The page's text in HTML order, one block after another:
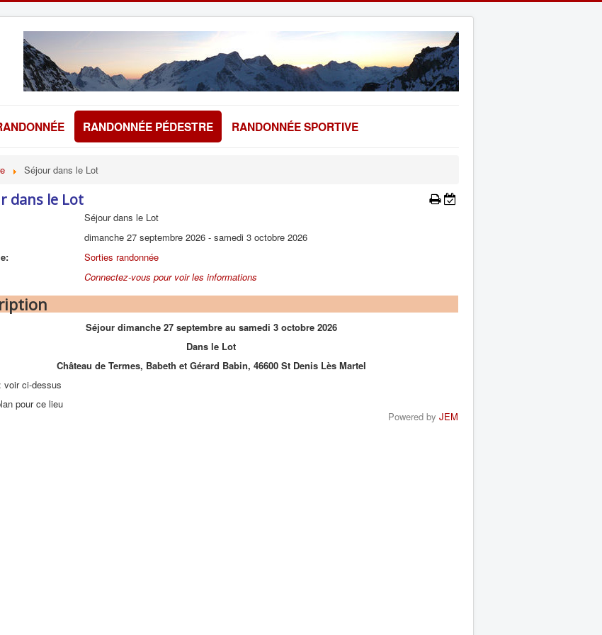
RANDONNÉE PÉDESTRE RANDONNÉE SPORTIVE
Séjour dans le Lot
dans le Lot
Séjour dans le Lot
dimanche 27 septembre 2026 - samedi 3 octobre 2026
Sorties randonnée
Connectez-vous pour voir les informations
Séjour dimanche 27 septembre au samedi 3 octobre 2026
Dans le Lot
Château de Termes, Babeth et Gérard Babin, 46600 St Denis Lès Martel
voir ci-dessus
pour ce lieu
Powered by JEM